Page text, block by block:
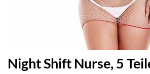
Night Shift Nurse, 5